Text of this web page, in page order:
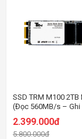
SSD TRM M100 2TB
(Đọc 560MB/s – Ghi
2.399.000đ
5.800.000đ